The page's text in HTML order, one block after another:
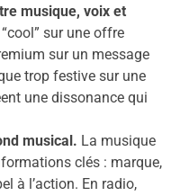
musique, voix et
sur une offre
sur un message
trop festive sur une
une dissonance qui
musical. La musique
clés : marque,
à l’action. En radio,